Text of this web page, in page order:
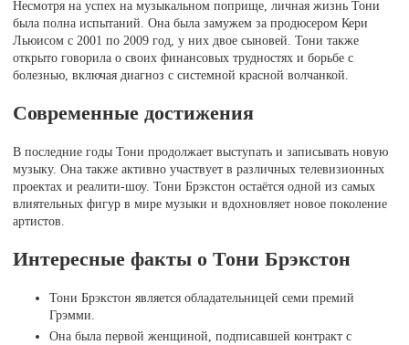
Несмотря на успех на музыкальном поприще, личная жизнь Тони
была полна испытаний. Она была замужем за продюсером Кери
Льюисом с 2001 по 2009 год, у них двое сыновей. Тони также
открыто говорила о своих финансовых трудностях и борьбе с
болезнью, включая диагноз с системной красной волчанкой.
Современные достижения
В последние годы Тони продолжает выступать и записывать новую
музыку. Она также активно участвует в различных телевизионных
проектах и реалити-шоу. Тони Брэкстон остаётся одной из самых
влиятельных фигур в мире музыки и вдохновляет новое поколение
артистов.
Интересные факты о Тони Брэкстон
Тони Брэкстон является обладательницей семи премий
Грэмми.
Она была первой женщиной, подписавшей контракт с